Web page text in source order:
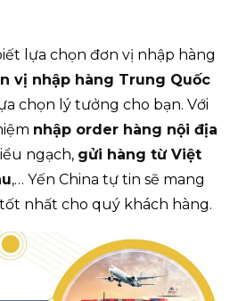
lựa chọn đơn vị nhập hàng
vị nhập hàng Trung Quốc
chọn lý tưởng cho bạn. Với
nhập order hàng nội địa
ngạch, gửi hàng từ Việt
,… Yến China tự tin sẽ mang
nhất cho quý khách hàng.